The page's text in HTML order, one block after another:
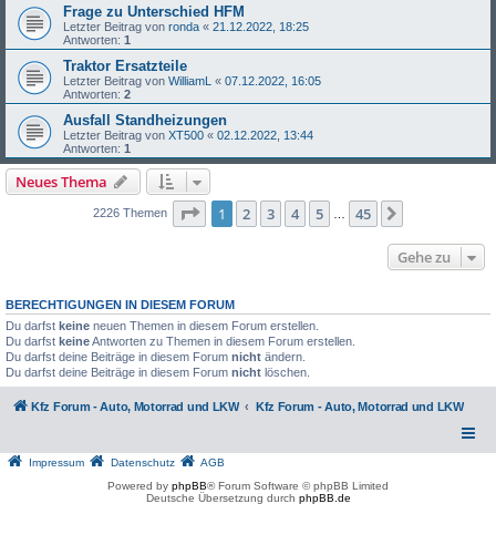
Frage zu Unterschied HFM
Letzter Beitrag von ronda « 21.12.2022, 18:25
Antworten: 1
Traktor Ersatzteile
Letzter Beitrag von WilliamL « 07.12.2022, 16:05
Antworten: 2
Ausfall Standheizungen
Letzter Beitrag von XT500 « 02.12.2022, 13:44
Antworten: 1
Neues Thema
2226 Themen Seite 1von 45
1 2 3 4 5 45
Gehe zu
BERECHTIGUNGEN IN DIESEM FORUM
Du darfst keine neuen Themen in diesem Forum erstellen.
Du darfst keineAntworten zu Themen in diesem Forum erstellen.
Du darfst deine Beiträge in diesem Forum nicht ändern.
Du darfst deine Beiträge in diesem Forum nicht löschen.
Kfz Forum - Auto, Motorrad und LKW Kfz Forum - Auto, Motorrad und LKW
Impressum Datenschutz
AGB
Powered by phpBB® Forum Software © phpBB Limited
Deutsche Übersetzung durch phpBB.de